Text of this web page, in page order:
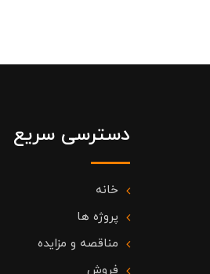
دسترسی سریع
خانه
پروژه ها
مناقصه و مزایده
فروش